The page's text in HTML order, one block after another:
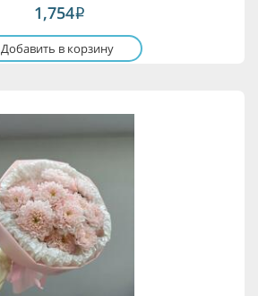
1,754i
Добавить в корзину